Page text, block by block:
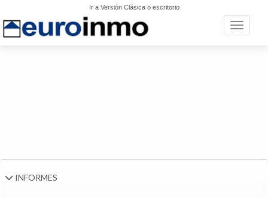
Ir a Versión Clásica o escritorio
Toggle
INFORMES